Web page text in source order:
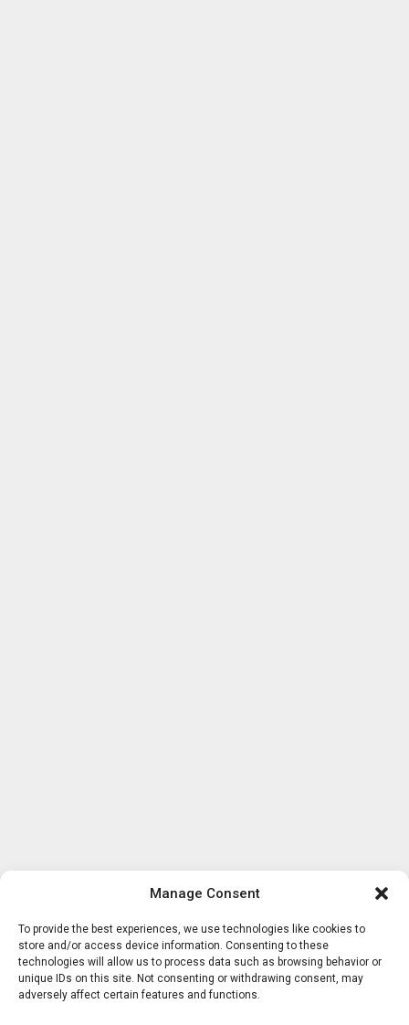
Manage Consent
To provide the best experiences, we use technologies like cookies to
store and/or access device information. Consenting to these
technologies will allow us to process data such as browsing behavior or
unique IDs on this site. Not consenting or withdrawing consent, may
adversely affect certain features and functions.